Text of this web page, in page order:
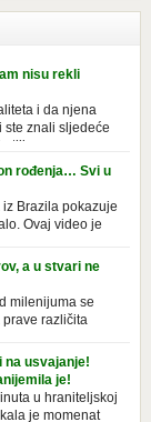
nisu rekli
i da njena
ste znali sljedeće
inventar
od nje, pa je
rođenja… Svi u
Brazila pokazuje
Ovaj video je
korake kod
ga je preko 80
vidjeli kako
a u stvari ne
milenijuma se
različita
po njemu,
ali vrlo uporan
teško ga se
na usvajanje!
je!
u hraniteljskoj
je momenat